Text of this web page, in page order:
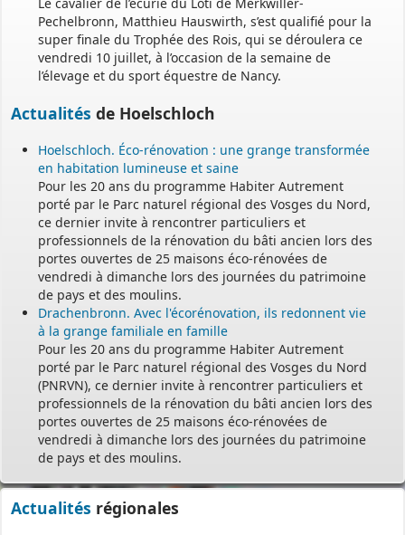
Le cavalier de l’écurie du Loti de Merkwiller-
Pechelbronn, Matthieu Hauswirth, s’est qualifié pour la
super finale du Trophée des Rois, qui se déroulera ce
vendredi 10 juillet, à l’occasion de la semaine de
l’élevage et du sport équestre de Nancy.
Actualités de Hoelschloch
Hoelschloch. Éco-rénovation : une grange transformée
en habitation lumineuse et saine
Pour les 20 ans du programme Habiter Autrement
porté par le Parc naturel régional des Vosges du Nord,
ce dernier invite à rencontrer particuliers et
professionnels de la rénovation du bâti ancien lors des
portes ouvertes de 25 maisons éco-rénovées de
vendredi à dimanche lors des journées du patrimoine
de pays et des moulins.
Drachenbronn. Avec l'écorénovation, ils redonnent vie
à la grange familiale en famille
Pour les 20 ans du programme Habiter Autrement
porté par le Parc naturel régional des Vosges du Nord
(PNRVN), ce dernier invite à rencontrer particuliers et
professionnels de la rénovation du bâti ancien lors des
portes ouvertes de 25 maisons éco-rénovées de
vendredi à dimanche lors des journées du patrimoine
de pays et des moulins.
Actualités régionales